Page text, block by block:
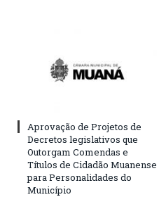
Aprovação de Projetos de
Decretos legislativos que
Outorgam Comendas e
Títulos de Cidadão Muanense
para Personalidades do
Município